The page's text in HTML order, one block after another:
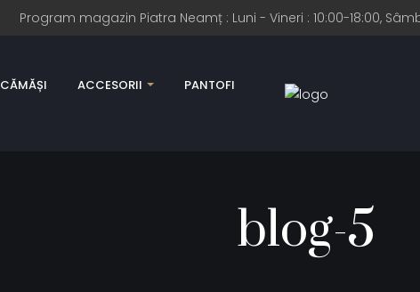
Program magazin Piatra Neamț : Luni - Vineri : 10:00-18:00,
CĂMĂȘI ACCESORII
PANTOFI
blog-5